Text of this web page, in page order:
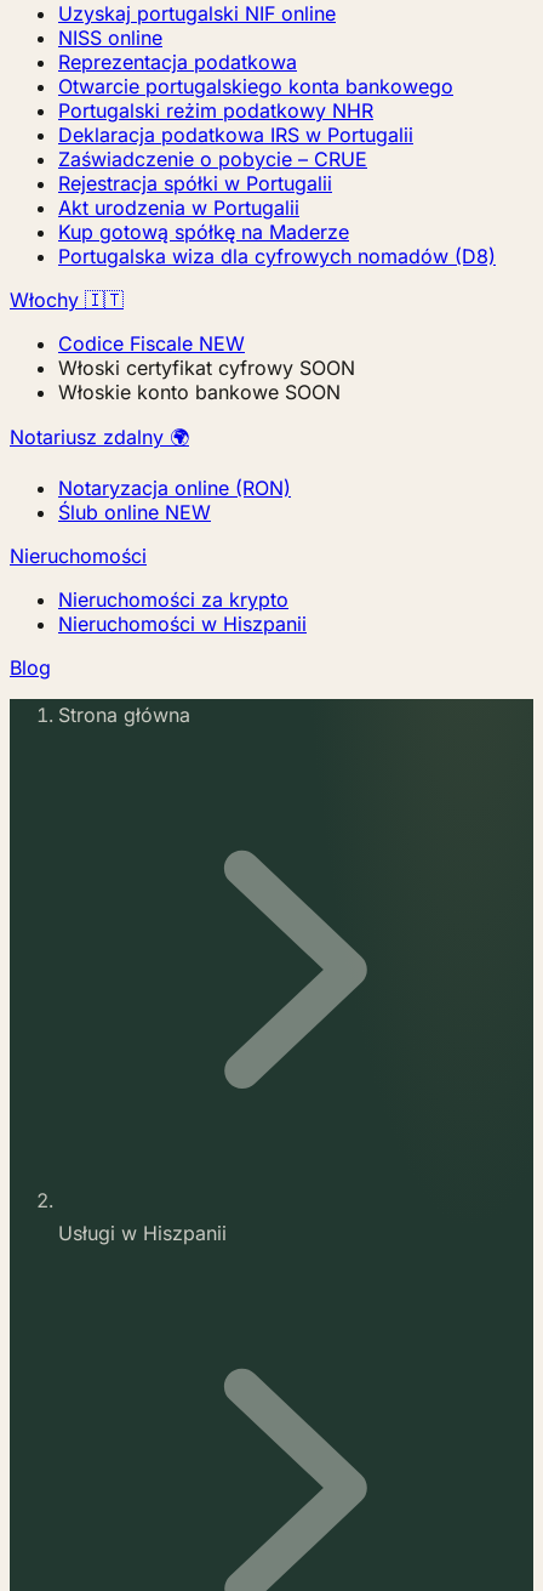
Uzyskaj portugalski NIF online
NISS online
Reprezentacja podatkowa
Otwarcie portugalskiego konta bankowego
Portugalski reżim podatkowy NHR
Deklaracja podatkowa IRS w Portugalii
Zaświadczenie o pobycie – CRUE
Rejestracja spółki w Portugalii
Akt urodzenia w Portugalii
Kup gotową spółkę na Maderze
Portugalska wiza dla cyfrowych nomadów (D8)
Włochy 🇮🇹
Codice Fiscale NEW
Włoski certyfikat cyfrowy SOON
Włoskie konto bankowe SOON
Notariusz zdalny 🌍
Notaryzacja online (RON)
Ślub online NEW
Nieruchomości
Nieruchomości za krypto
Nieruchomości w Hiszpanii
Blog
Strona główna
Usługi w Hiszpanii